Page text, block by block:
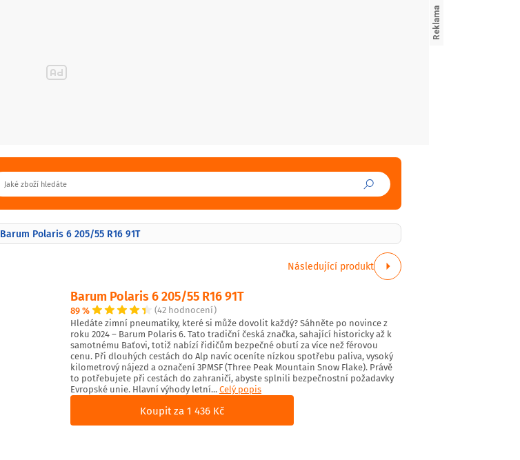
Barum Polaris 6 205/55 R16 91T
Následující produkt
Barum Polaris 6 205/55 R16 91T
89 %
(42 hodnocení)
Hledáte zimní pneumatiky, které si může dovolit každý? Sáhněte po novince z
roku 2024 – Barum Polaris 6. Tato tradiční česká značka, sahající historicky až k
samotnému Baťovi, totiž nabízí řidičům bezpečné obutí za více než férovou
cenu. Při dlouhých cestách do Alp navíc oceníte nízkou spotřebu paliva, vysoký
kilometrový nájezd a označení 3PMSF (Three Peak Mountain Snow Flake). Právě
to potřebujete při cestách do zahraničí, abyste splnili bezpečnostní požadavky
Evropské unie. Hlavní výhody letní...Celý popis
Koupit za 1 436 Kč